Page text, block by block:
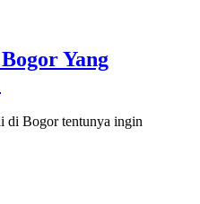
Yang
di Bogor tentunya ingin